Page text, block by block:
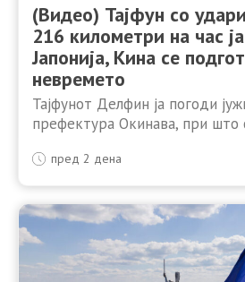
(Видео) Тајфун со
216 километри на час
Јапонија, Кина се
невремето
Тајфунот Делфин ја погоди
префектура Окинава, при
електрична енергија. Кина во
пристаништа и го …
пред 2 дена